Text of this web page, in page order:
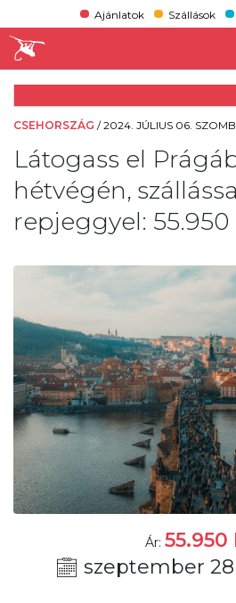
Ajánlatok Szállások
CSEHORSZÁG /2024. JÚLIUS 06.
Látogass el
hétvégén,
repjeggyel:
Ár: 55.950
szeptember